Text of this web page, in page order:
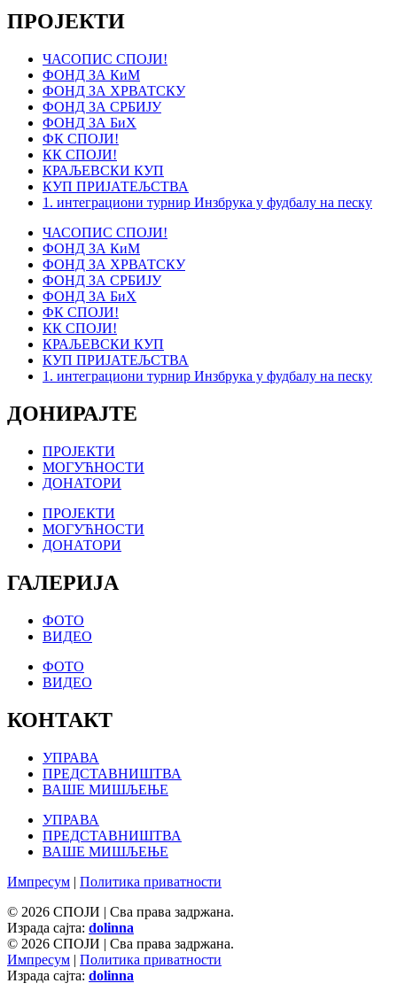
ПРОЈЕКТИ
ЧАСОПИС СПОЈИ!
ФОНД ЗА КиМ
ФОНД ЗА ХРВАТСКУ
ФОНД ЗА СРБИЈУ
ФОНД ЗА БиХ
ФК СПОЈИ!
КК СПОЈИ!
КРАЉЕВСКИ КУП
КУП ПРИЈАТЕЉСТВА
1. интеграциони турнир Инзбрука у фудбалу на песку
ЧАСОПИС СПОЈИ!
ФОНД ЗА КиМ
ФОНД ЗА ХРВАТСКУ
ФОНД ЗА СРБИЈУ
ФОНД ЗА БиХ
ФК СПОЈИ!
КК СПОЈИ!
КРАЉЕВСКИ КУП
КУП ПРИЈАТЕЉСТВА
1. интеграциони турнир Инзбрука у фудбалу на песку
ДОНИРАЈТЕ
ПРОЈЕКТИ
МОГУЋНОСТИ
ДОНАТОРИ
ПРОЈЕКТИ
МОГУЋНОСТИ
ДОНАТОРИ
ГАЛЕРИЈА
ФОТО
ВИДЕО
ФОТО
ВИДЕО
КОНТАКТ
УПРАВА
ПРЕДСТАВНИШТВА
ВАШЕ МИШЉЕЊЕ
УПРАВА
ПРЕДСТАВНИШТВА
ВАШЕ МИШЉЕЊЕ
Импресум | Политика приватности
© 2026 СПОЈИ | Сва права задржана.
Израда сајта: dolinna
© 2026 СПОЈИ | Сва права задржана.
Импресум | Политика приватности
Израда сајта: dolinna